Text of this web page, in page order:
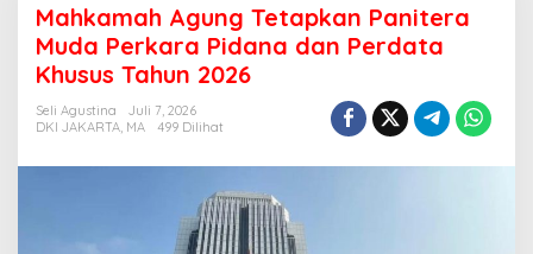
h
k
a
m
g
u
n
g
Mahkamah Agung Tetapkan Panitera
Muda Perkara Pidana dan Perdata
Khusus Tahun 2026
Seli Agustina
Juli 7, 2026
DKI JAKARTA, MA 499 Dilihat